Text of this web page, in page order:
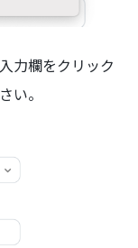
力欄をクリック
い。